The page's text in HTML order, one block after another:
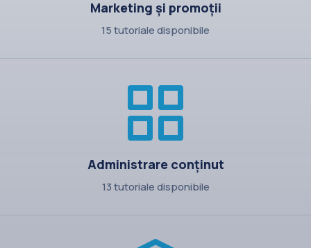
Marketing și promoții
15 tutoriale disponibile
Administrare conținut
13 tutoriale disponibile